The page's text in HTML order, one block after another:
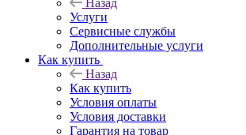
Назад
Услуги
Сервисные службы
Дополнительные услуги
Как купить
Назад
Как купить
Условия оплаты
Условия доставки
Гарантия на товар